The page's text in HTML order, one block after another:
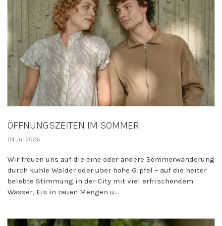
ÖFFNUNGSZEITEN IM SOMMER
04 Jul 2026
Wir freuen uns auf die eine oder andere Sommerwanderung
durch kühle Wälder oder über hohe Gipfel – auf die heiter
belebte Stimmung in der City mit viel erfrischendem
Wasser, Eis in rauen Mengen u...